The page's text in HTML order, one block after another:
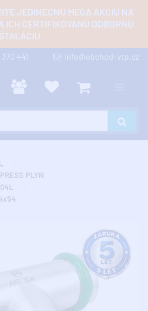
JEDINEČNÚ MEGA AKCIU NA
ICH CERTIFIKOVANÚ ODBORNÚ
441 info@obchod-vtp.cz
PLYN